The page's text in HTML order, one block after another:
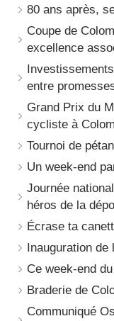
80 ans après,
Coupe de
excellence
entre
Grand Prix du
cycliste à
Tournoi de
Un week-end
Journée
héros de la
Écrase ta
Inauguration de
Ce week-end
Braderie de
Communiqué